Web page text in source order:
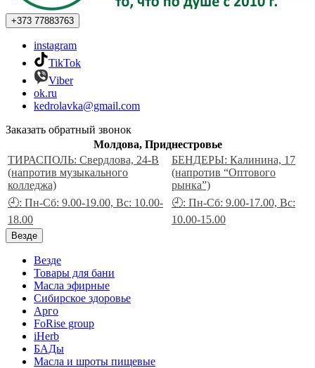
+373 77883763
instagram
TikTok
Viber
ok.ru
kedrolavka@gmail.com
Заказать обратный звонок
Молдова, Приднестровье
ТИРАСПОЛЬ: Свердлова, 24-В
(напротив музыкального
колледжа)
БЕНДЕРЫ: Калинина, 17
(напротив “Оптового
рынка”)
🕘: Пн-Сб: 9.00-19.00, Вс: 10.00-
18.00
🕘: Пн-Сб: 9.00-17.00, Вс:
10.00-15.00
Везде
Везде
Товары для бани
Масла эфирные
Сибирское здоровье
Арго
FoRise group
iHerb
БАДы
Масла и шроты пищевые